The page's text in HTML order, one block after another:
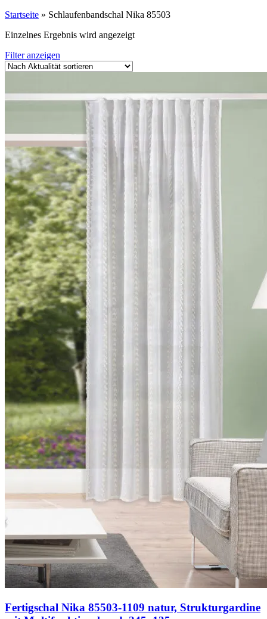
Startseite » Schlaufenbandschal Nika 85503
Einzelnes Ergebnis wird angezeigt
Filter anzeigen
Fertigschal Nika 85503-1109 natur, Strukturgardine